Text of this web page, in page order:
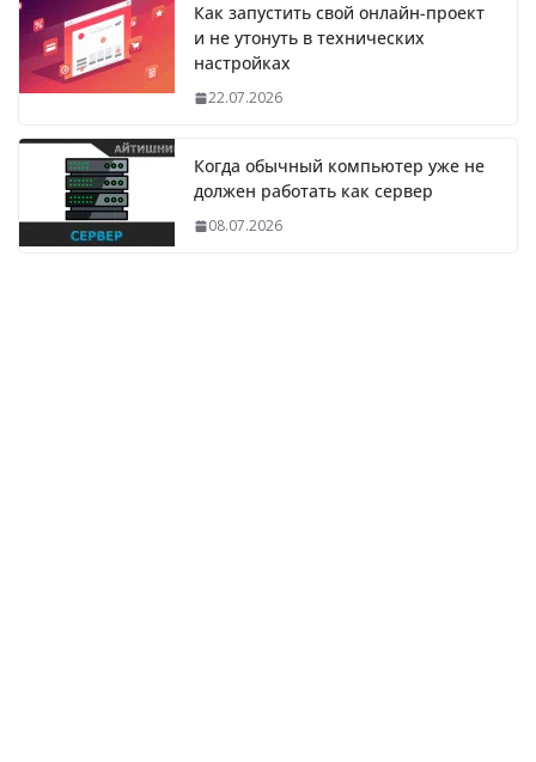
Как запустить свой онлайн-проект
и не утонуть в технических
настройках
22.07.2026
Когда обычный компьютер уже не
должен работать как сервер
08.07.2026